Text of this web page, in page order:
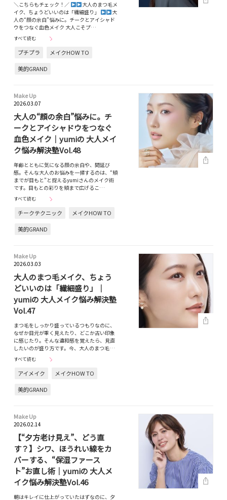
＼こちらもチェック！／
大人のまつ毛メ
イク、ちょうどいいのは「繊細盛り」
大
人の“顔の余白”悩みに。チークとアイシャド
ウをつなぐ血色メイク 大人こそプ…
すべて読む
プチプラ
メイクHOW TO
美的GRAND
Make Up
2026.03.07
大人の“顔の余白”悩みに。チ
ークとアイシャドウをつなぐ
血色メイク｜yumiの 大人メイ
ク悩み解決塾Vol.48
年齢とともに気になる顔の余白や、間延び
感。そんな大人のお悩みを一掃するのは、“頬
までが目もと”と捉えるyumiさんのメイク術
です。目もとの彩りを頬まで広げるこ…
すべて読む
チークテクニック
メイクHOW TO
美的GRAND
Make Up
2026.03.03
大人のまつ毛メイク、ちょう
どいいのは「繊細盛り」｜
yumiの 大人メイク悩み解決塾
Vol.47
まつ毛をしっかり盛っているつもりなのに、
なぜか目元が重く見えたり、どこか古い印象
に感じたり。そんな違和感を覚えたら、見直
したいのが盛り方です。今、大人のまつ毛…
すべて読む
アイメイク
メイクHOW TO
美的GRAND
Make Up
2026.02.14
【“夕方老け見え”、どう直
す？】シワ、ほうれい線をカ
バーする、“保湿ファース
ト”お直し術｜yumiの 大人メ
イク悩み解決塾Vol.46
朝はキレイに仕上がっていたはずなのに、夕